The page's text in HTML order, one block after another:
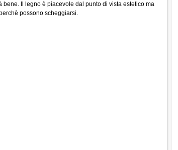
Il legno è piacevole dal punto di vista estetico ma
possono scheggiarsi.